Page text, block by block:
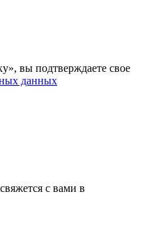
вы подтверждаете свое
данных
с вами в